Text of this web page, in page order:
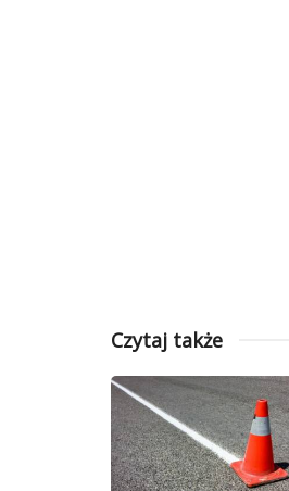
Czytaj także